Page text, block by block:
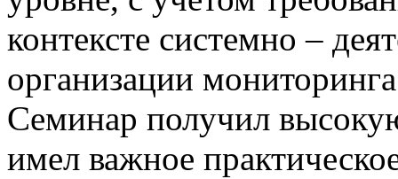
контексте системно –
организации
Семинар получил
имел важное